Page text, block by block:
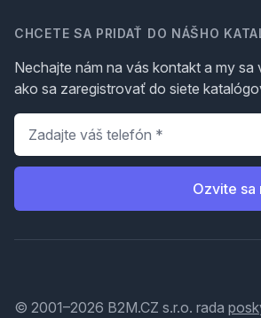
CHCETE SA PRIDAŤ DO NÁŠHO
Nechajte nám na vás kontakt a my
ako sa zaregistrovať do siete
Telefón
Ozvite sa
© 2001–2026 B2M.CZ s.r.o. rada